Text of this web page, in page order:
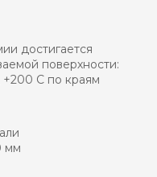
достигается
поверхности:
+200 С по краям
мм